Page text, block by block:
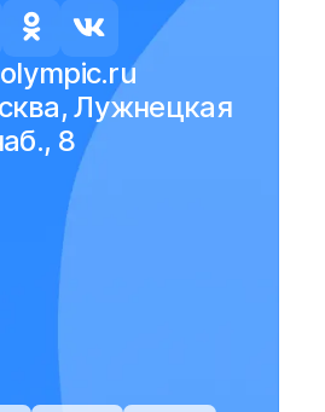
Лужнецкая
8